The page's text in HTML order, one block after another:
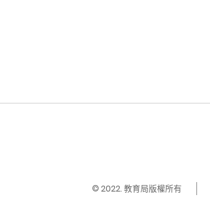
© 2022. 教育局版權所有